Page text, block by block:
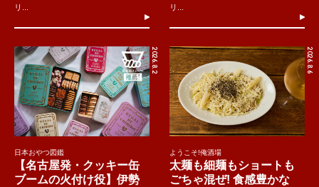
リ...
リ...
2026.8.2
日本おやつ図鑑
【名古屋発・クッキー缶
ブームの火付け役】伊勢
2026.8.6
ようこそ!俺酒場
太麺も細麺もショートも
ごちゃ混ぜ! 食感豊かな